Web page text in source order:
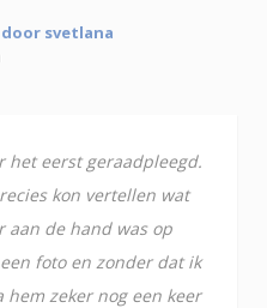
door svetlana
het eerst geraadpleegd.
kon vertellen wat
de hand was op
foto en zonder dat ik
zeker nog een keer